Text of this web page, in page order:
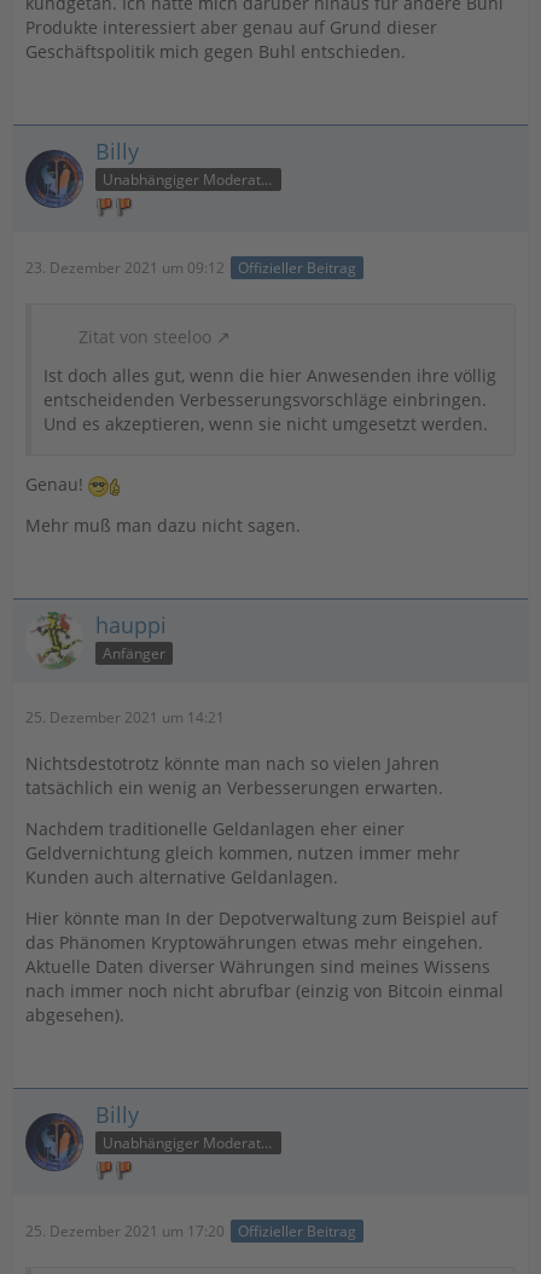
Produkte interessiert aber genau auf Grund dieser
Geschäftspolitik mich gegen Buhl entschieden.
Billy
Unabhängiger Moderator
23. Dezember 2021 um 09:12 Offizieller Beitrag
Zitat von steeloo
Ist doch alles gut, wenn die hier Anwesenden ihre völlig
entscheidenden Verbesserungsvorschläge einbringen.
Und es akzeptieren, wenn sie nicht umgesetzt werden.
Genau!
Mehr muß man dazu nicht sagen.
hauppi
Anfänger
25. Dezember 2021 um 14:21
Nichtsdestotrotz könnte man nach so vielen Jahren
tatsächlich ein wenig an Verbesserungen erwarten.
Nachdem traditionelle Geldanlagen eher einer
Geldvernichtung gleich kommen, nutzen immer mehr
Kunden auch alternative Geldanlagen.
Hier könnte man In der Depotverwaltung zum Beispiel auf
das Phänomen Kryptowährungen etwas mehr eingehen.
Aktuelle Daten diverser Währungen sind meines Wissens
nach immer noch nicht abrufbar (einzig von Bitcoin einmal
abgesehen).
Billy
Unabhängiger Moderator
25. Dezember 2021 um 17:20 Offizieller Beitrag